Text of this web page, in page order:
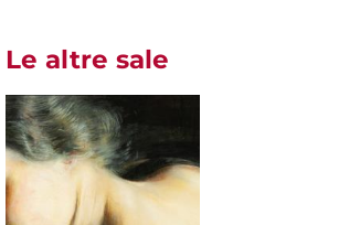
Le altre sale